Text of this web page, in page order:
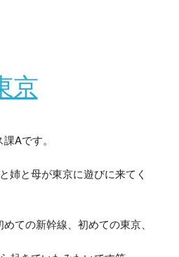
京
Aです。
姉と母が東京に遊びに来てく
ての新幹線、初めての東京、